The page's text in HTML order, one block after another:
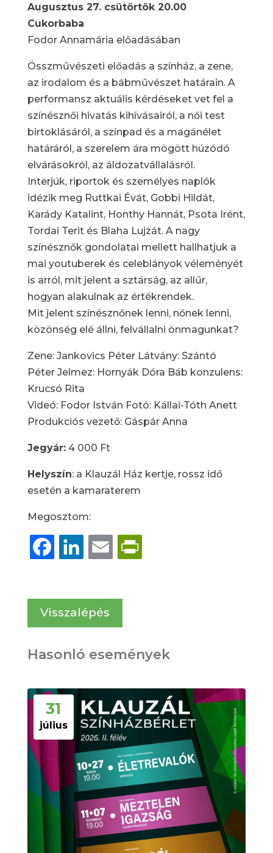
Augusztus 27. csütörtök 20.00
Cukorbaba
Fodor Annamária előadásában
Összművészeti előadás a színház, a zene,
az irodalom és a bábművészet határain. A
performansz aktuális kérdéseket vet fel a
színésznői hivatás kihívásairól, a női test
birtoklásáról, a színpad és a magánélet
határáról, a szerelem ára mögött húzódó
elvárásokról, az áldozatvállalásról.
Interjúk, riportok és személyes naplók
idézik meg Ruttkai Évát, Gobbi Hildát,
Karády Katalint, Honthy Hannát, Psota Irént,
Tordai Terit és Blaha Lujzát. A nagy
színésznők gondolatai mellett hallhatjuk a
mai youtuberek és celeblányok véleményét
is arról, mit jelent a sztárság, az allűr,
hogyan alakulnak az értékrendek.
Mit jelent színésznőnek lenni, nőnek lenni,
közönség elé állni, felvállalni önmagunkat?
Zene: Jankovics Péter Látvány: Szántó
Péter Jelmez: Hornyák Dóra Báb konzulens:
Krucsó Rita
Videó: Fodor István Fotó: Kállai-Tóth Anett
Produkciós vezető: Gáspár Anna
Jegyár:4 000 Ft
Helyszín: a Klauzál Ház kertje, rossz idő
esetén a kamaraterem
Megosztom:
FacebookLinkedInEmail
Visszalépés
Hasonló események
31
július